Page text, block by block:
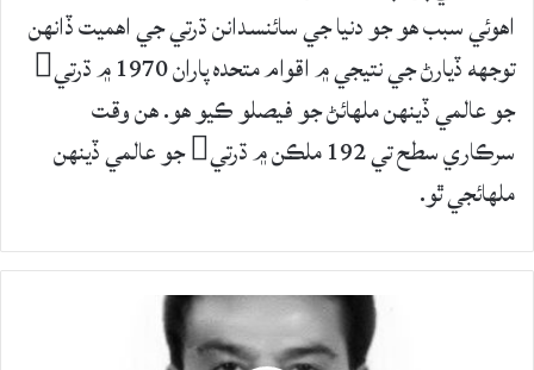
اهوئي سبب هو جو دنيا جي سائنسدانن ڌرتي جي اهميت ڏانهن
توجهه ڏيارڻ جي نتيجي ۾ اقوام متحده پاران 1970 ۾ ڌرتي
جو عالمي ڏينهن ملهائڻ جو فيصلو ڪيو هو. هن وقت
سرڪاري سطح تي 192 ملڪن ۾ ڌرتي جو عالمي ڏينهن
ملهائجي ٿو.